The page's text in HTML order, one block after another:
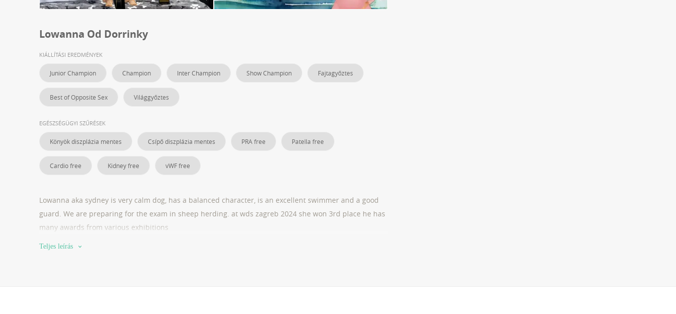
Lowanna Od Dorrinky
KIÁLLÍTÁSI EREDMÉNYEK
Junior Champion Champion Inter Champion Show Champion Fajtagyőztes
Best of Opposite Sex Világgyőztes
EGÉSZSÉGÜGYI SZŰRÉSEK
Könyök diszplázia mentes Csípő diszplázia mentes PRA free Patella free
Cardio free Kidney free vWF free
Lowanna aka sydney is very calm dog, has a balanced character, is an excellent swimmer and a good
guard. We are preparing for the exam in sheep herding. at wds zagreb 2024 she won 3rd place he has
many awards from various exhibitions
Teljes leírás